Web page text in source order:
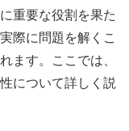
重要な役割を果た
際に問題を解くこ
ます。ここでは、
について詳しく説